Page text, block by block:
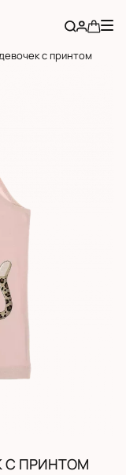
с принтом
С ПРИНТОМ